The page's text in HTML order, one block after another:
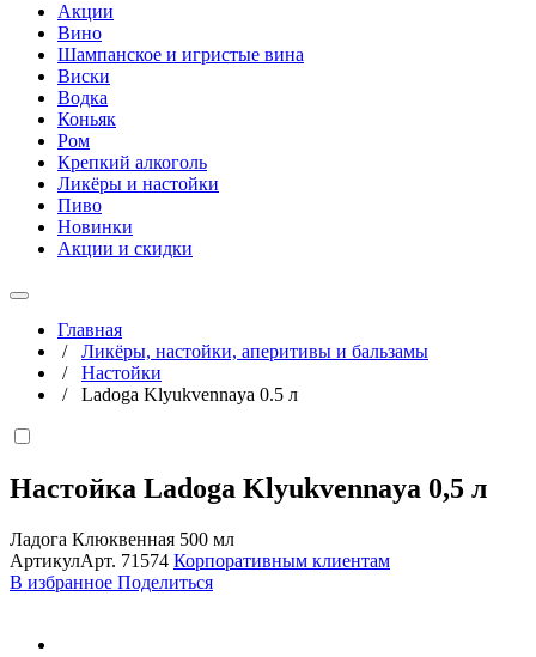
Акции
Вино
Шампанское и игристые вина
Виски
Водка
Коньяк
Ром
Крепкий алкоголь
Ликёры и настойки
Пиво
Новинки
Акции и скидки
Главная
/ Ликёры, настойки, аперитивы и бальзамы
/ Настойки
/ Ladoga Klyukvennaya 0.5 л
Настойка Ladoga Klyukvennaya 0,5 л
Ладога Клюквенная 500 мл
АртикулАрт. 71574 Корпоративным клиентам
В избранное Поделиться